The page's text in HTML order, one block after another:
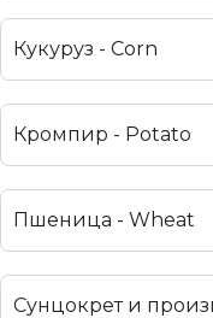
Кукуруз - Corn
Кромпир - Potato
Пшеница - Wheat
Сунцокрет и